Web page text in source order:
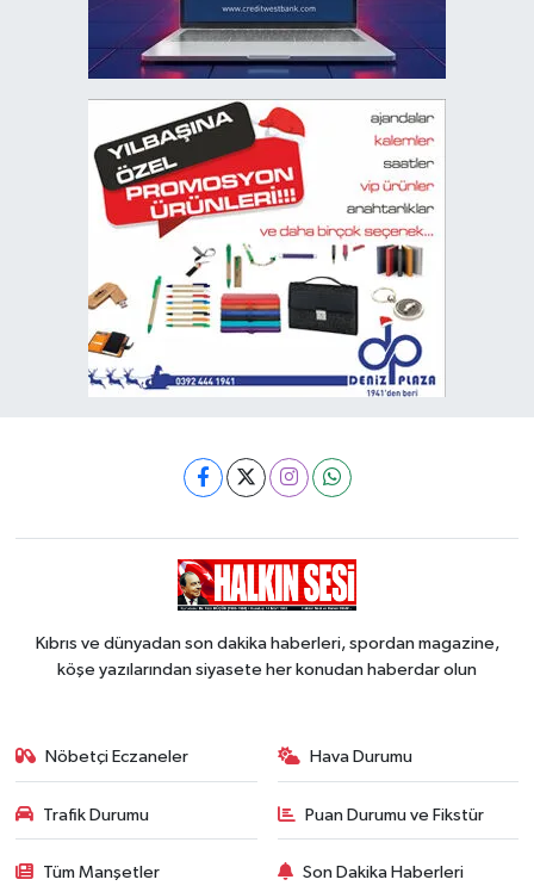
Kıbrıs ve dünyadan son dakika haberleri, spordan magazine,
köşe yazılarından siyasete her konudan haberdar olun
Nöbetçi Eczaneler Hava Durumu
Trafik Durumu Puan Durumu ve Fikstür
Tüm Manşetler Son Dakika Haberleri